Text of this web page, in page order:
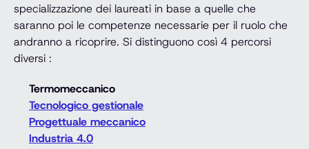
specializzazione dei laureati in base a quelle che
saranno poi le competenze necessarie per il ruolo che
andranno a ricoprire. Si distinguono così 4 percorsi
diversi :
Termomeccanico
Tecnologico gestionale
Progettuale meccanico
Industria 4.0